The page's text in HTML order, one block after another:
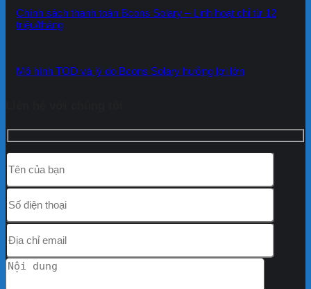
Chính sách thanh toán Bcons Solary – Linh hoạt chỉ từ 12
triệu/tháng
Mô hình TOD và lý do Bcons Solary hưởng lợi lớn